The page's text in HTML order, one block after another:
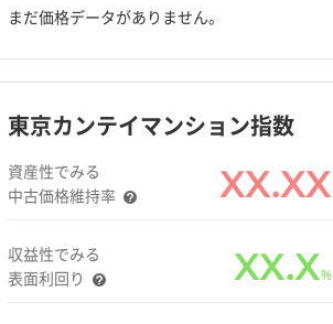
まだ価格データがありません。
東京カンテイマンション指数
資産性でみる
中古価格維持率
XX.XX
収益性でみる
表面利回り
XX.X%